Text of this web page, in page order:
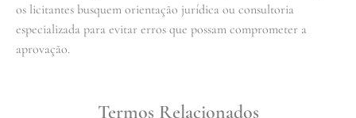
os licitantes busquem orientação jurídica ou consultoria
especializada para evitar erros que possam comprometer a
aprovação.
Termos Relacionados